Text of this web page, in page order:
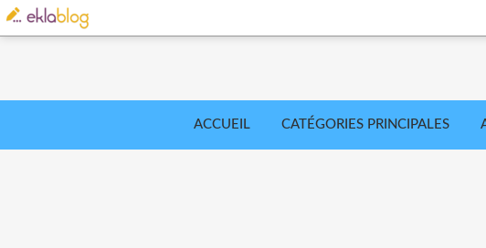
ACCUEIL CATÉGORIES PRINCIPALES